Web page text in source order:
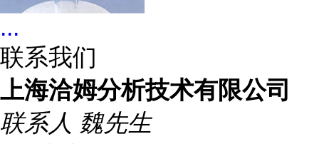
...
联系我们
上海洽姆分析技术有限公司
联系人 魏先生